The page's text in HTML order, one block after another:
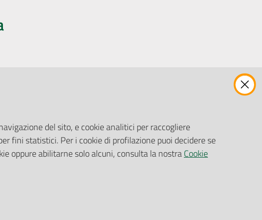
Gare e Appalti
Richiesta Patrocinio
del sito, e cookie analitici per raccogliere
fini statistici. Per i cookie di profilazione puoi decidere se
oppure abilitarne solo alcuni, consulta la nostraCookie